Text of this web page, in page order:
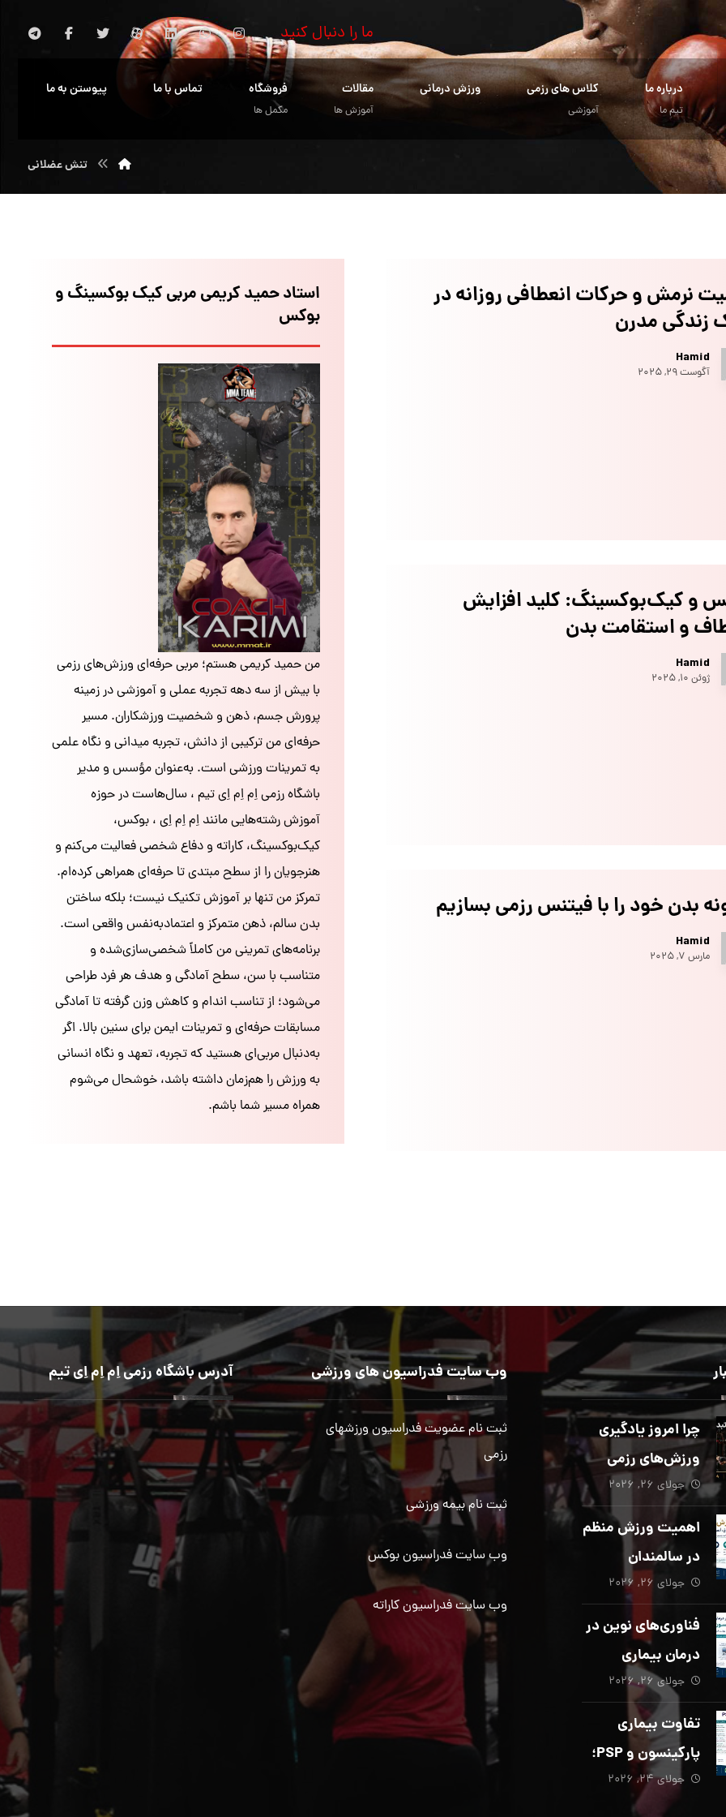
ما را دنبال کنید
درباره ما
تیم ما
کلاس های رزمی
آموزشی
ورزش درمانی مقالات
آموزش ها
فروشگاه
مکمل ها
تماس با ما پیوستن به ما
تنش عضلانی
نرمش و حرکات انعطافی روزانه در
زندگی مدرن
Hamid
آگوست ۲۹, ۲۰۲۵
و کیک‌بوکسینگ: کلید افزایش
و استقامت بدن
Hamid
ژوئن ۱۰, ۲۰۲۵
بدن خود را با فیتنس رزمی بسازیم
Hamid
مارس ۷, ۲۰۲۵
استاد حمید کریمی مربی کیک بوکسینگ و
بوکس
من حمید کریمی هستم؛ مربی حرفه‌ای ورزش‌های رزمی
با بیش از سه دهه تجربه عملی و آموزشی در زمینه
پرورش جسم، ذهن و شخصیت ورزشکاران. مسیر
حرفه‌ای من ترکیبی از دانش، تجربه میدانی و نگاه علمی
به تمرینات ورزشی است. به‌عنوان مؤسس و مدیر
باشگاه رزمی اِم اِم اِی تیم ، سال‌هاست در حوزه
آموزش رشته‌هایی مانند اِم اِم اِی ، بوکس،
کیک‌بوکسینگ، کاراته و دفاع شخصی فعالیت می‌کنم و
هنرجویان را از سطح مبتدی تا حرفه‌ای همراهی کرده‌ام.
تمرکز من تنها بر آموزش تکنیک نیست؛ بلکه ساختن
بدن سالم، ذهن متمرکز و اعتمادبه‌نفس واقعی است.
برنامه‌های تمرینی من کاملاً شخصی‌سازی‌شده و
متناسب با سن، سطح آمادگی و هدف هر فرد طراحی
می‌شود؛ از تناسب اندام و کاهش وزن گرفته تا آمادگی
مسابقات حرفه‌ای و تمرینات ایمن برای سنین بالا. اگر
به‌دنبال مربی‌ای هستید که تجربه، تعهد و نگاه انسانی
به ورزش را هم‌زمان داشته باشد، خوشحال می‌شوم
همراه مسیر شما باشم.
چرا امروز یادگیری
ورزش‌های رزمی
بیش از هر زمان
دیگری ضروری
است؟
جولای ۲۶, ۲۰۲۶
اهمیت ورزش منظم
در سالمندان
جولای ۲۶, ۲۰۲۶
فناوری‌های نوین در
درمان بیماری
پارکینسون؛ از هوش
مصنوعی تا تحریک
عمقی مغز
جولای ۲۶, ۲۰۲۶
تفاوت بیماری
پارکینسون و PSP؛
از تشخیص تا
جولای ۲۴, ۲۰۲۶
وب سایت فدراسیون های ورزشی
ثبت نام عضویت فدراسیون ورزشهای
رزمی
ثبت نام بیمه ورزشی
وب سایت فدراسیون بوکس
وب سایت فدراسیون کاراته
آدرس باشگاه رزمی اِم اِم اِی تیم